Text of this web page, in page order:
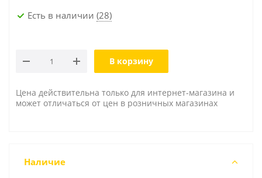
Есть в наличии (28)
В корзину
Цена действительна только для интернет-магазина и
может отличаться от цен в розничных магазинах
Наличие